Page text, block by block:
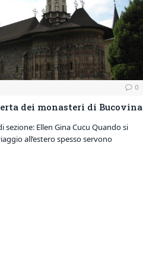
0
dei monasteri di Bucovina
sezione: Ellen Gina Cucu Quando si
all’estero spesso servono